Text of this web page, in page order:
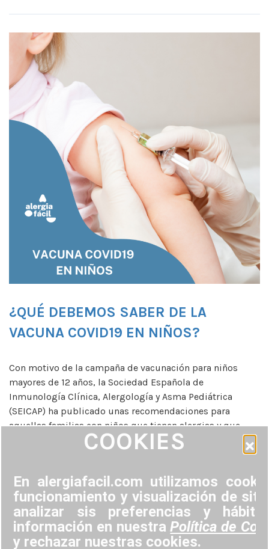
COOKIES
En alergiafacil.com utilizamos
funcionamiento y visualización de
analizar sis preferencias y
información en nuestraPolítica de
y rechazar nuestras cookies.
¿QUÉ DEBEMOS SABER DE LA
VACUNA COVID19 EN NIÑOS?
Con motivo de la campaña de vacunación para niños
mayores de 12 años, la Sociedad Española de
Inmunología Clínica, Alergología y Asma Pediátrica
(SEICAP) ha publicado unas recomendaciones para
aquellas familias con niños que tienen alergias y que
están siguiendo tratamientos para éstas. Lo primero a
tener en cuenta es que la única contraindicación que […]